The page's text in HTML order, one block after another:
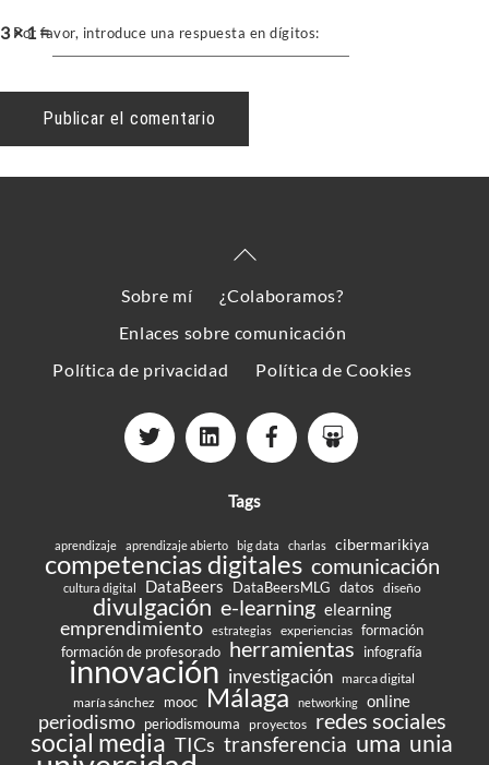
Por favor, introduce una respuesta en dígitos:
3 × 1 =
Back
Top
Sobre mí
¿Colaboramos?
Enlaces sobre comunicación
Política de privacidad
Política de Cookies
Tags
aprendizaje aprendizaje abierto big data charlas cibermarikiya
competencias digitales comunicación
cultura digital DataBeers DataBeersMLG datos diseño
divulgación e-learning elearning
emprendimiento estrategias experiencias formación
formación de profesorado herramientas infografía
innovación investigación marca digital
maría sánchez
mooc Málaga networking online
periodismo periodismouma proyectos redes sociales
social media TICs transferencia uma unia